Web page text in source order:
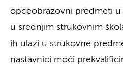
općeobrazovni predmeti
u srednjim strukovnim
ih ulazi u strukovne
nastavnici moći